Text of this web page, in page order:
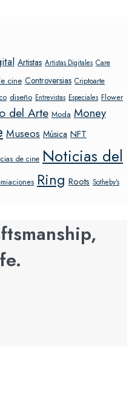
Artistas Artistas Digitales Care
cine Controversias Criptoarte
diseño Entrevistas Especiales Flower
del Arte Moda Money
Museos Música NFT
de cine Noticias del
Ring Roots Sotheby's